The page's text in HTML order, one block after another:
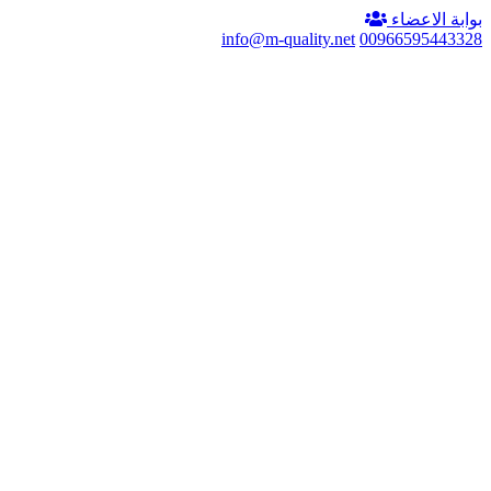
بوابة الاعضاء
00966595443328
info@m-quality.net